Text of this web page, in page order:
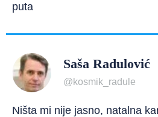
puta
Saša Radulović
@kosmik_radule
Ništa mi nije jasno, natalna